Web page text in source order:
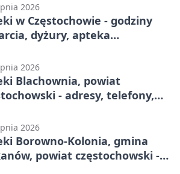
2026
w Częstochowie - godziny
dyżury, apteka
2026
Blachownia, powiat
- adresy, telefony,
2026
Borowno-Kolonia, gmina
powiat częstochowski -